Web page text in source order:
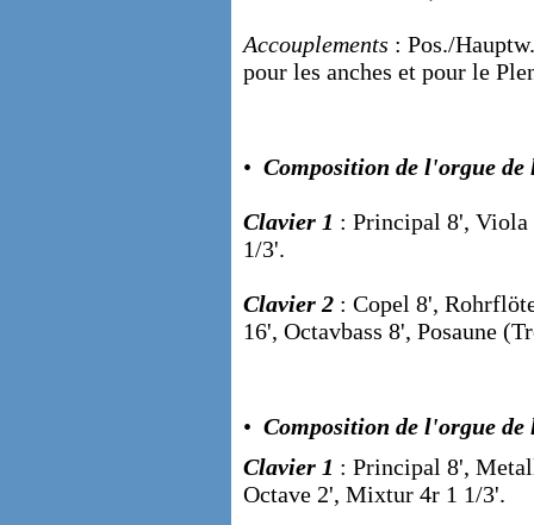
Accouplements : Pos./
pour les anches et pour le
• Composition de l'orgue
Clavier 1 : Principal 8', Viola
1/3'.
Clavier 2 : Copel 8',
16', Octavbass 8', Posaune
• Composition de l'orgue
Clavier 1 : Principal 8',
Octave 2', Mixtur 4r 1 1/3'.